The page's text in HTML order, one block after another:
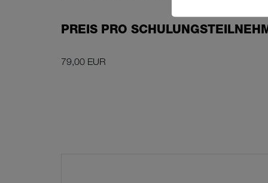
PREIS PRO
79,00 EUR